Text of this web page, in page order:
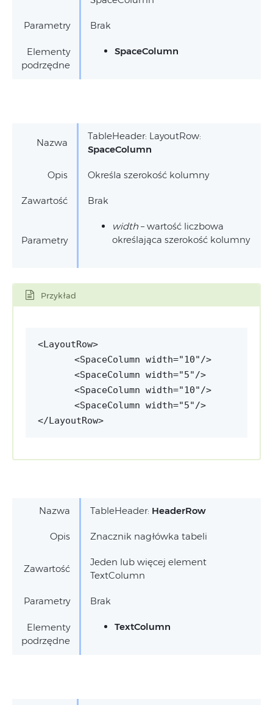
Parametry Brak
Elementy
podrzędne
SpaceColumn
Nazwa
TableHeader: LayoutRow:
SpaceColumn
Opis Określa szerokość kolumny
Zawartość Brak
Parametry
width – wartość liczbowa
określająca szerokość kolumny
Przykład
<SpaceColumn width="10"/>
<SpaceColumn width="5"/>
<SpaceColumn width="10"/>
<SpaceColumn width="5"/>
</LayoutRow>
Nazwa TableHeader: HeaderRow
Opis Znacznik nagłówka tabeli
Zawartość
Jeden lub więcej element
TextColumn
Parametry Brak
Elementy
podrzędne
TextColumn